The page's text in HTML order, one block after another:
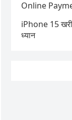
Online
iPhone 15
ध्यान